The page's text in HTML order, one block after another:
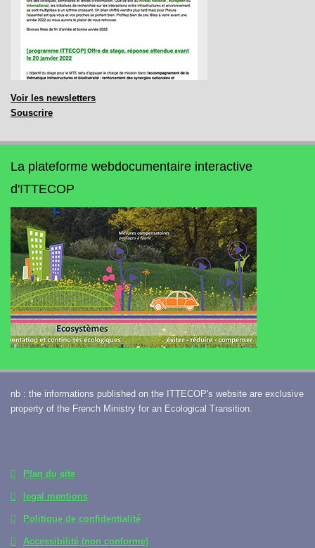
Voir les newsletters
Souscrire
La plateforme webdocumentaire interactive
d'ITTECOP
nb : the informations published on the ITTECOP's website are exclusive
property of the French Ministry for an Ecological Transition.
Plan du site
legal mentions
Politique de confidentialité
Accessibilité (non conforme)